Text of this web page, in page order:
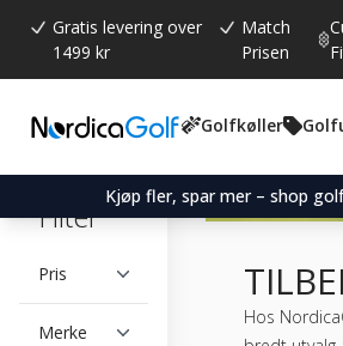
Gratis levering over
1499 kr
Match
Prisen
Golfkøller
Kjøp fler, spar mer – shop
Filter
Pris
Merke
Hos